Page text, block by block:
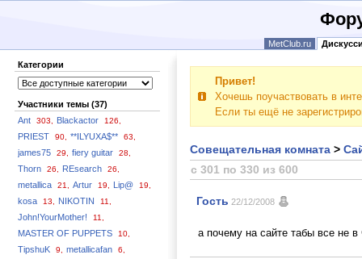
MetClub.ru
Категории
Участники темы (37)
Ant
303, Blackactor 126,
PRIEST 90, **ILYUXA$** 63,
james75 29, fiery guitar 28,
Thorn 26, REsearch 26,
metallica 21, Artur 19, Lip@ 19,
kosa 13, NIKOTIN 11,
John!YourMother! 11,
MASTER OF PUPPETS 10,
TipshuK 9, metallicafan 6,
Привет!
Хочешь поучаствовать в
Если ты ещё не
Совещательная комната >
с 301 по 330 из 600
Гость 22/12/2008
а почему на сайте табы все не